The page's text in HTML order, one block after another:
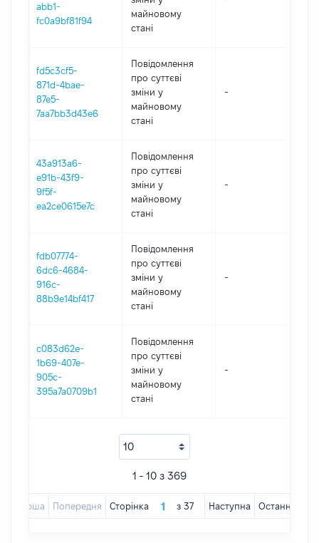
abb1-
fc0a9bf81f94
майновому
стані
fd5c3cf5-
871d-4bae-
87e5-
7aa7bb3d43e6
Повідомлення
про суттєві
зміни y
майновому
стані
-
43a913a6-
e91b-43f9-
9f5f-
ea2ce0615e7c
Повідомлення
про суттєві
зміни y
майновому
стані
-
fdb07774-
6dc6-4684-
916c-
88b9e14bf417
Повідомлення
про суттєві
зміни y
майновому
стані
-
c083d62e-
1b69-407e-
905c-
395a7a0709b1
Повідомлення
про суттєві
зміни y
майновому
стані
-
1 - 10 з 369
Перша Попередня Сторінка з 37 Наступна Остання